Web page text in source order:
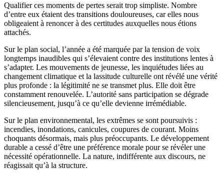
Qualifier ces moments de pertes serait trop simpliste. Nombre
d’entre eux étaient des transitions douloureuses, car elles nous
obligeaient à renoncer à des certitudes auxquelles nous étions
attachés.
Sur le plan social, l’année a été marquée par la tension de voix
longtemps inaudibles qui s’élevaient contre des institutions lentes à
s’adapter. Les mouvements de jeunesse, les inquiétudes liées au
changement climatique et la lassitude culturelle ont révélé une vérité
plus profonde : la légitimité ne se transmet plus. Elle doit être
constamment renouvelée. L’autorité sans participation se dégrade
silencieusement, jusqu’à ce qu’elle devienne irrémédiable.
Sur le plan environnemental, les extrêmes se sont poursuivis :
incendies, inondations, canicules, coupures de courant. Moins
choquants désormais, mais plus préoccupants. Le développement
durable a cessé d’être une préférence morale pour se révéler une
nécessité opérationnelle. La nature, indifférente aux discours, ne
réagissait qu’à la structure.